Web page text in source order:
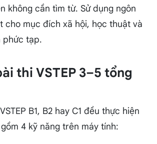
không cần tìm từ. Sử dụng ngôn
cho mục đích xã hội, học thuật và
phức tạp.
thi VSTEP 3–5 tổng
B1, B2 hay C1 đều thực hiện
4 kỹ năng trên máy tính: